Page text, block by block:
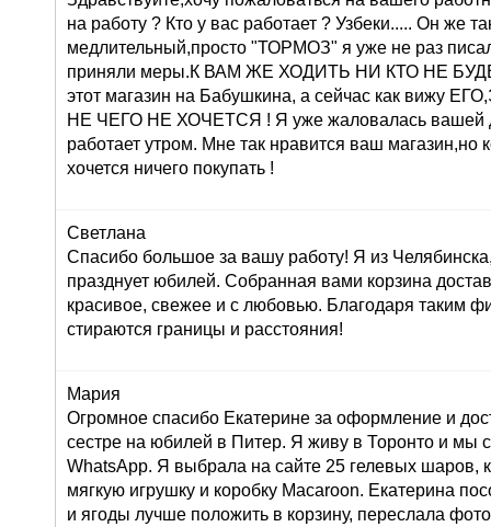
на работу ? Кто у вас работает ? Узбеки..... Он же
медлительный,просто "ТОРМОЗ" я уже не раз
приняли меры.К ВАМ ЖЕ ХОДИТЬ НИ КТО НЕ
этот магазин на Бабушкина, а сейчас как вижу
НЕ ЧЕГО НЕ ХОЧЕТСЯ ! Я уже жаловалась вашей
работает утром. Мне так нравится ваш магазин,но
хочется ничего покупать !
Светлана
Спасибо большое за вашу работу! Я из
празднует юбилей. Собранная вами корзина
красивое, свежее и с любовью. Благодаря таким
стираются границы и расстояния!
Мария
Огромное спасибо Екатерине за оформление и
сестре на юбилей в Питер. Я живу в Торонто и мы
WhatsApp. Я выбрала на сайте 25 гелевых шаров,
мягкую игрушку и коробку Macaroon. Екатерина
и ягоды лучше положить в корзину, переслала